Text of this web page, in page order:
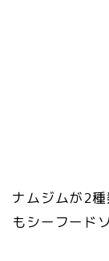
ナムジムが2
もシーフード